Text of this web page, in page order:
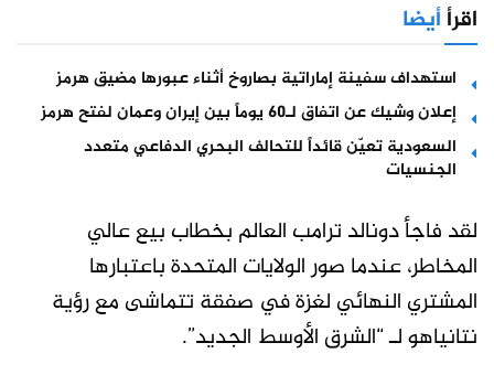
اقرأأيضا
استهداف سفينة إماراتية بصاروخ أثناء عبورها مضيق هرمز
إعلان وشيك عن اتفاق لـ60 يوماً بين إيران وعمان لفتح هرمز
السعودية تعيّن قائداً للتحالف البحري الدفاعي متعدد
الجنسيات
لقد فاجأ دونالد ترامب العالم بخطاب بيع عالي
المخاطر، عندما صور الولايات المتحدة باعتبارها
المشتري النهائي لغزة في صفقة تتماشى مع رؤية
نتانياهو لـ “الشرق الأوسط الجديد”.